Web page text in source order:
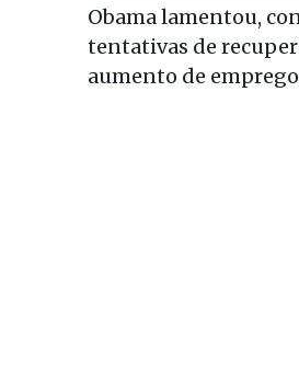
Obama lamentou,
tentativas de
aumento de